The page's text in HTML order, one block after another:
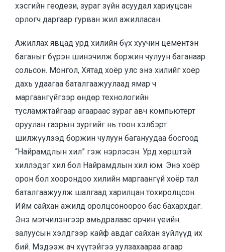
хэсгийн геодези, зураг зүйн асуудал хариуцсан
орлогч даргаар гурван жил ажилласан.
Ажиллах явцад урд хилийн бүх хуучин цементэн
баганыг бүрэн шинэчилж боржин чулуун баганаар
сольсон. Монгол, Хятад хоёр улс энэ хилийг хоёр
дахь удаагаа баталгаажуулаад ямар ч
маргаангүйгээр өндөр технологийн
тусламжтайгаар агаараас зураг авч компьютерт
оруулан газрын зургийг нь тоон хэлбэрт
шилжүүлээд боржин чулуун багануудаа босгоод
“Найрамдлын хил” гэж нэрлэсэн. Урд хөрштэй
хиллэдэг хил бол Найрамдлын хил юм. Энэ хоёр
орон бол хоорондоо хилийн маргаангүй хоёр тал
баталгаажуулж шалгаад харилцан тохиролцсон.
Ийм сайхан ажилд оролцсоноороо бас бахархдаг.
Энэ мэтчилэнгээр амьдралаас орчин үеийн
залуусын хэлдгээр кайф авдаг сайхан зүйлүүд их
бий. Мэдээж ач хүүтэйгээ уулзахаараа агаар